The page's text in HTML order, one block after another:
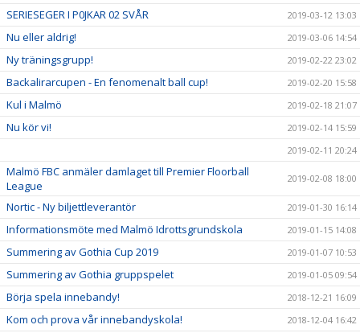
SERIESEGER I P0JKAR 02 SVÅR 2019-03-12 13:03
Nu eller aldrig! 2019-03-06 14:54
Ny träningsgrupp! 2019-02-22 23:02
Backalirarcupen - En fenomenalt ball cup! 2019-02-20 15:58
Kul i Malmö 2019-02-18 21:07
Nu kör vi!
2019-02-14 15:59
2019-02-11 20:24
Malmö FBC anmäler damlaget till Premier Floorball
League
2019-02-08 18:00
Nortic - Ny biljettleverantör 2019-01-30 16:14
Informationsmöte med Malmö Idrottsgrundskola 2019-01-15 14:08
Summering av Gothia Cup 2019 2019-01-07 10:53
Summering av Gothia gruppspelet 2019-01-05 09:54
Börja spela innebandy! 2018-12-21 16:09
Kom och prova vår innebandyskola! 2018-12-04 16:42